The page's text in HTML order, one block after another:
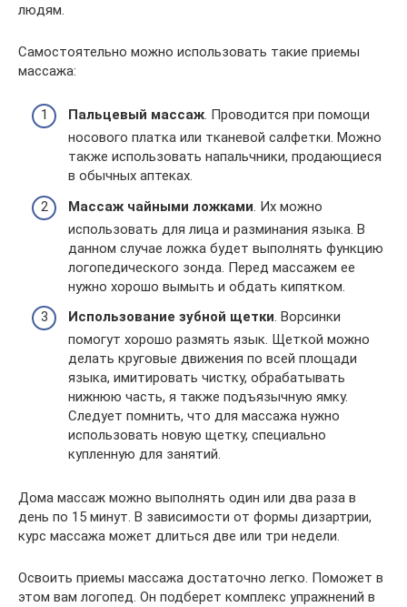
людям.
Самостоятельно можно использовать такие приемы
массажа:
Пальцевый массаж. Проводится при помощи
носового платка или тканевой салфетки. Можно
также использовать напальчники, продающиеся
в обычных аптеках.
Массаж чайными ложками. Их можно
использовать для лица и разминания языка. В
данном случае ложка будет выполнять функцию
логопедического зонда. Перед массажем ее
нужно хорошо вымыть и обдать кипятком.
Использование зубной щетки. Ворсинки
помогут хорошо размять язык. Щеткой можно
делать круговые движения по всей площади
языка, имитировать чистку, обрабатывать
нижнюю часть, я также подъязычную ямку.
Следует помнить, что для массажа нужно
использовать новую щетку, специально
купленную для занятий.
Дома массаж можно выполнять один или два раза в
день по 15 минут. В зависимости от формы дизартрии,
курс массажа может длиться две или три недели.
Освоить приемы массажа достаточно легко. Поможет в
этом вам логопед. Он подберет комплекс упражнений в